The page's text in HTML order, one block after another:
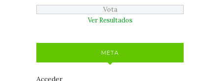
Ver Resultados
META
Acceder